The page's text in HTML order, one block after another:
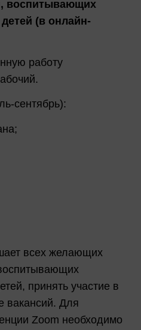
воспитывающих
(в онлайн-
работу
сентябрь):
всех желающих
принять участие в
вакансий. Для
Zoom необходимо